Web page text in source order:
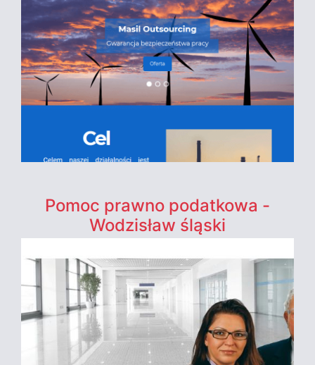
Pomoc prawno podatkowa -
Wodzisław śląski